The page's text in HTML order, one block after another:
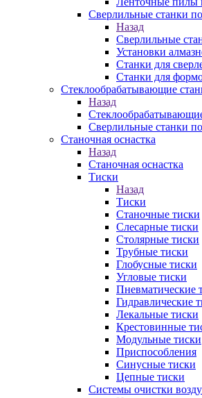
Сверлильные станки
Назад
Сверлильные
Установки
Станки для
Станки для
Стеклообрабатывающие
Назад
Сверлильные станки
Станочная оснастка
Назад
Станочная оснастка
Тиски
Назад
Тиски
Станочные тиски
Слесарные тиски
Столярные тиски
Трубные тиски
Глобусные тиски
Угловые тиски
Пневматические
Гидравлические
Лекальные тиски
Крестовинные
Модульные тиски
Приспособления
Синусные тиски
Цепные тиски
Системы очистки